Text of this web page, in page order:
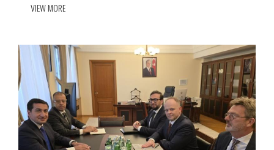
VIEW MORE